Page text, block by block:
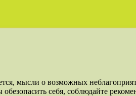
мысли о возможных
себя, соблюдайте